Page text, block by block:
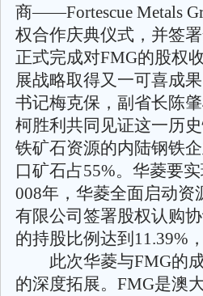
商——Fortescue Metals
权合作庆典仪式，并签
正式完成对FMG的股权
展战略取得又一可喜成
书记梅克保，副省长陈
柯胜利共同见证这一
铁矿石资源的内陆钢铁
口矿石占55%。华菱要
008年，华菱全面启动
有限公司签署股权认购
的持股比例达到11.39%
此次华菱与FMG的成
的深度拓展。FMG是澳